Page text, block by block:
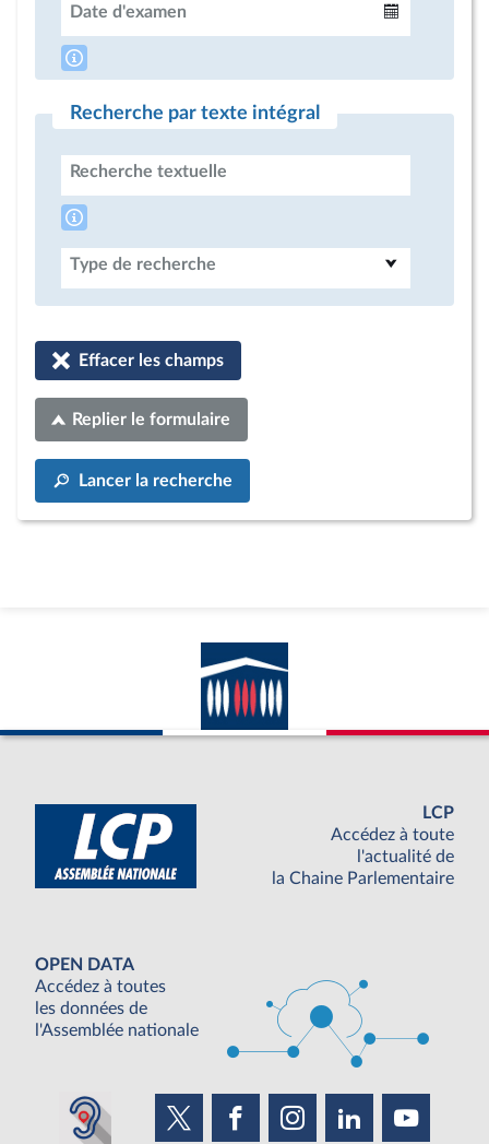
Date d'examen
Recherche par texte intégral
Recherche textuelle
Type de recherche
Effacer les champs
Replier le formulaire
Lancer la recherche
LCP
Accédez à toute
l'actualité de
la Chaine Parlementaire
OPEN DATA
Accédez à toutes
les données de
l'Assemblée nationale